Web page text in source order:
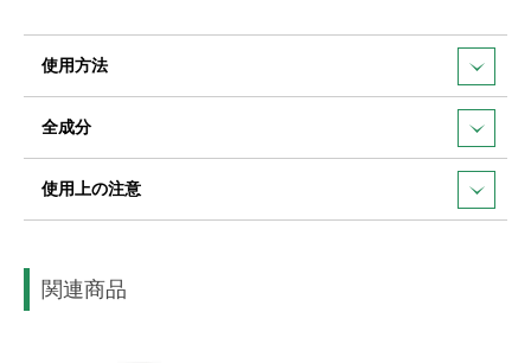
使用方法
全成分
使用上の注意
関連商品